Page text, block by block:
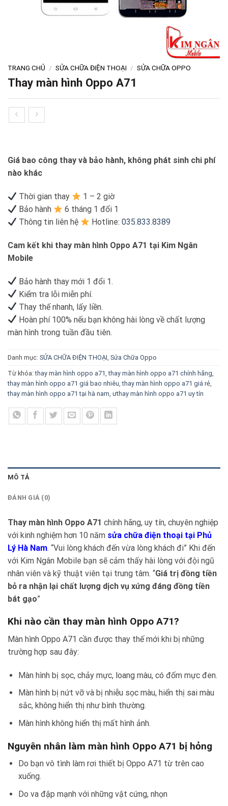
TRANG CHỦ / SỬA CHỮA ĐIỆN THOẠI / SỬA CHỮA OPPO
Thay màn hình Oppo A71
Giá bao công thay và bảo hành, không phát sinh chi phí
nào khác
Thời gian thay
1 – 2 giờ
Bảo hành
6 tháng 1 đổi 1
Thông tin liên hệ
Hotline:035.833.8389
Cam kết khi thay màn hình Oppo A71 tại Kim Ngân
Mobile
Bảo hành thay mới 1 đổi 1.
Kiểm tra lỗi miễn phí.
Thay thế nhanh, lấy liền.
Hoàn phí 100% nếu bạn không hài lòng về chất lượng
màn hình trong tuần đầu tiên.
Danh mục: SỬA CHỮA ĐIỆN THOẠI Sửa Chữa Oppo
Từ khóa:thay màn hình oppo a71 ,thay màn hình oppo a71 chính hãng
thay màn hình oppo a71 giá bao nhiêu ,thay màn hình oppo a71 giá rẻ
thay màn hình oppo a71 tại hà nam ưthay màn hình oppo a71 uy tín
MÔ TẢ
ĐÁNH GIÁ (0)
Thay màn hình Oppo A71 chính hãng, uy tín, chuyên nghiệp
với kinh nghiệm hơn 10 năm sửa chữa điện thoại tại Phủ
Lý Hà Nam. “Vui lòng khách đến vừa lòng khách đi” Khi đến
với Kim Ngân Mobile bạn sẽ cảm thấy hài lòng với đội ngũ
nhân viên và kỹ thuật viên tại trung tâm. “Giá trị đồng tiền
bỏ ra nhận lại chất lượng dịch vụ xứng đáng đồng tiền
bát gạo”
Khi nào cần thay màn hình Oppo A71?
Màn hình Oppo A71 cần được thay thế mới khi bị những
trường hợp sau đây:
Màn hình bị sọc, chảy mực, loang màu, có đốm mực đen.
Màn hình bị nứt vỡ và bị nhiễu sọc màu, hiển thị sai màu
sắc, không hiển thị như bình thường.
Màn hình không hiển thị mất hình ảnh.
Nguyên nhân làm màn hình Oppo A71 bị hỏng
Do bạn vô tình làm rơi thiết bị Oppo A71 từ trên cao
xuống.
Do va đập mạnh với những vật cứng, nhọn